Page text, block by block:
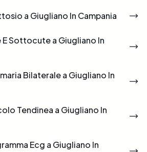
a Giugliano In Campania
Sottocute a Giugliano In
Bilaterale a Giugliano In
Tendinea a Giugliano In
Ecg a Giugliano In